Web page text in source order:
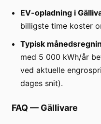
EV-opladning i
billigste time koster
Typisk
med 5 000 kWh/år
ved aktuelle
dages snit).
FAQ — Gällivare